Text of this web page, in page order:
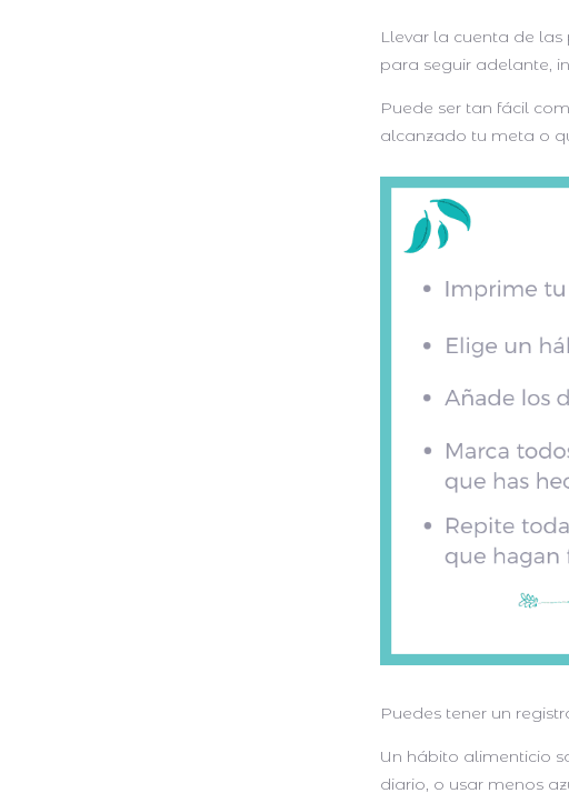
Llevar la cuenta de
para seguir adelante,
Puede ser tan fácil
alcanzado tu meta o
Puedes tener un
Un hábito alimenticio
diario, o usar menos